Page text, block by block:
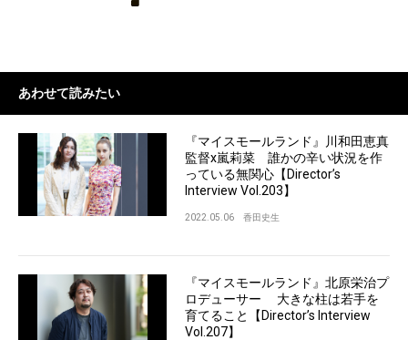
あわせて読みたい
『マイスモールランド』川和田恵真
監督x嵐莉菜 誰かの辛い状況を作
っている無関心【Director’s
Interview Vol.203】
2022.05.06 香田史生
『マイスモールランド』北原栄治プ
ロデューサー 大きな柱は若手を
育てること【Director’s Interview
Vol.207】